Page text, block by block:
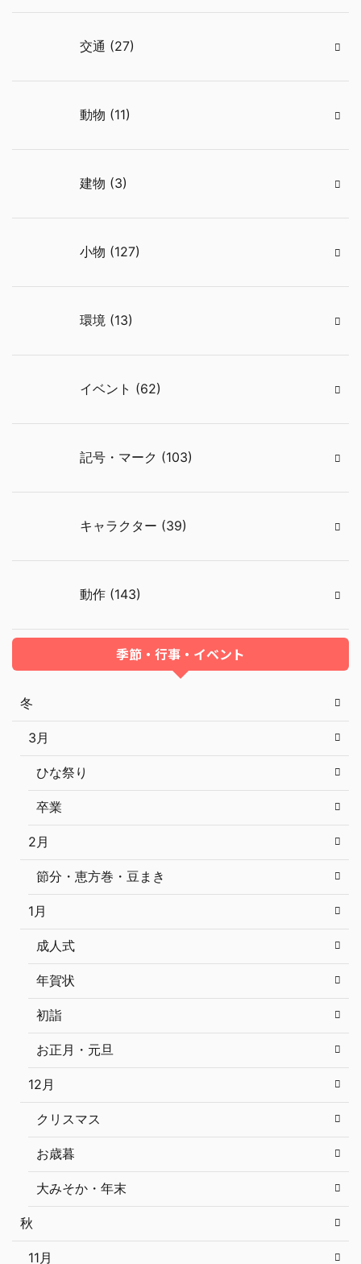
交通 (27)
動物 (11)
建物 (3)
小物 (127)
環境 (13)
イベント (62)
記号・マーク (103)
キャラクター (39)
動作 (143)
季節・行事・イベント
冬
3月
ひな祭り
卒業
2月
節分・恵方巻・豆まき
1月
成人式
年賀状
初詣
お正月・元旦
12月
クリスマス
お歳暮
大みそか・年末
秋
11月